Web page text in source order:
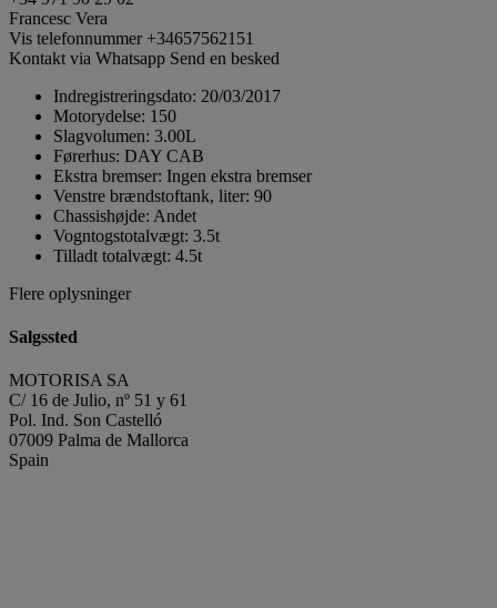
Francesc Vera
Vis telefonnummer +34657562151
Kontakt via Whatsapp Send en besked
Indregistreringsdato: 20/03/2017
Motorydelse: 150
Slagvolumen: 3.00L
Førerhus: DAY CAB
Ekstra bremser: Ingen ekstra bremser
Venstre brændstoftank, liter: 90
Chassishøjde: Andet
Vogntogstotalvægt: 3.5t
Tilladt totalvægt: 4.5t
Flere oplysninger
Salgssted
MOTORISA SA
C/ 16 de Julio, nº 51 y 61
Pol. Ind. Son Castelló
07009 Palma de Mallorca
Spain